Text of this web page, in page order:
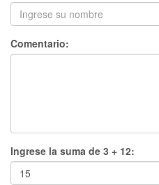
Comentario:
Ingrese la suma de 3 + 12: